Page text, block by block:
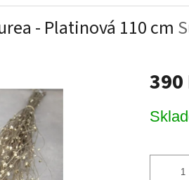
- Platinová 110 cm
390
cena: